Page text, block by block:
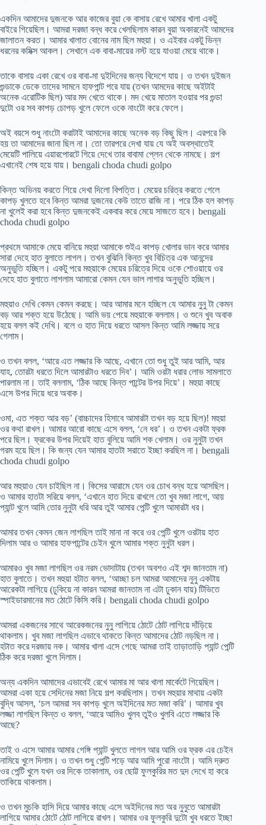
একদিন আমাদের দুজনকে আর কাজের বুয়া কে বাসায় রেখে আমার খালা একটু
বাইরে গিয়েছিল। আমরা দরজা বন্ধ করে খেলছিলাম কারন বুয়া অকারনেই আমদের
জালাতন করত। আমার খালাত বোনের নাম ছিল মহুয়া। ও এইবার একটু ভিন্ন
ধরনের কমিক্স আকল। সেখানে এক বাবা-মায়ের নস্ট হয়ে যাওয়া মেয়ে থাকে।
তাকে বাসায় একা রেখে ওর বাবা-মা দুইদিনের জন্য বিদেশে যায়। ও তখন দুইজন
গুন্ডাকে ডেকে তাদের সামনে হাফপান্ট পরে যায় (তখন আমদের কাছে অইটাই
অনেক এরোটিক ছিল) আর মদ খেতে থাকে। মদ খেয়ে মাতাল হওয়ার পর গুন্ডা
দুটো ওর সব কাপড় চোপড় খুলে ফেলে ওকে নাংটো করে ফেলে।
অই বয়সে শুধু নাংটো করাটাই আমাদের কাছে অনেক বড় কিছু ছিল। এরপরে কি
হয় তা আমাদের জানা ছিল না। তো তারপরে দেখা যায় যে অই অবস্থাতেই
মেয়েটি পালিয়ে এয়ারপোরটে গিয়ে দেখে তার বাবামা প্লেন থেকে নামছে। গল্প
এখানেই শেষ হয়ে যায়। bengali choda chudi golpo
কিন্ত অভিনয় করতে গিয়ে দেখা দিলো বিপত্তি। মেয়ের চরিত্র করতে গেলে
কাপড় খুলতে হবে কিন্ত আমরা দুজনের কেউ তাতে রাজি না। পরে ঠিক হল কাপড়
না খুলেই করা হবে কিন্ত দুজনকেই একবার করে মেয়ে সাজতে হবে। bengali
choda chudi golpo
প্রথমে আমাকে মেয়ে বানিয়ে মহুয়া আমাকে শুইএ কাপড় খোলার ভান করে আমার
সারা দেহে হাত বুলাতে লাগল। তখন বুঝিনি কিন্ত খুব বিচিত্র এক আনন্দের
অনুভুতি হচ্ছিল। একটু পরে মহুয়াকে মেয়ের চরিত্রে দিয়ে ওকে শোওয়ায়ে ওর
দেহে হাত বুলাতে লাগলাম আমারো কেমন যেন ভাল লাগার অনুভুতি হচ্ছিল।
মহুয়াও দেখি কেমন কেমন করছে। আর আমার মনে হচ্ছিল যে আমার নুনু টা কেমন
বড় আর শক্ত হয়ে উঠেছে। আমি ভয় পেয়ে মহুয়াকে বললাম। ও শুনে খুব অবাক
হয়ে বলল কই দেখি। বলে ও হাত দিয়ে ধরতে আসল কিন্ত আমি লজ্জায় সরে
গেলাম।
ও তখন বলল, ‘আরে এত লজ্জার কি আছে, এখানে তো শুধু তুই আর আমি, আর
যাহ, তোরটা ধরতে দিলে আমারটাও ধরতে দিব’। আমি ওরটা ধরার লোভ সামলাতে
পারলাম না। তাই বললাম, ‘ঠিক আছে কিন্ত পান্টের উপর দিয়ে’। মহুয়া কাছে
এসে উপর দিয়ে ধরে অবাক।
ওমা, এত শক্ত আর বড়’ (বাচ্চাদের হিসাবে আমারটা তখন বড় হয়ে ছিল)! মহুয়া
ওর কথা রাখল। আমার আরো কাছে এসে বলল, ‘নে ধর’। ও তখন একটা ফ্রক
পরে ছিল। ফ্রকের উপর দিয়েই হাত বুলিয়ে আমি শক খেলাম। ওর নুনুটা তখন
গরম হয়ে ছিল। কি জন্য যেন আমার হাতটা সরাতে ইচ্ছা করছিল না। bengali
choda chudi golpo
আর মহুয়াও যেন চাইছিল না। কিসের আরামে যেন ওর চোখ বন্ধ হয়ে আসছিল।
ও আমার হাতটা সরিয়ে বলল, ‘এখানে হাত দিয়ে রাখলে তো খুব মজা লাগে, আয়
প্যান্ট খুলে আমি তোর নুনুটা ধরি আর তুই আমার পেন্টি খুলে আমারটা ধর।
আমার তখন কেমন জেন লাগছিল তাই মানা না করে ওর পেন্টি খুলে ওরটায় হাত
দিলাম আর ও আমার হাফপান্টের চেইন খুলে আমার শক্ত নুনুটা ধরল।
আমারও খুব মজা লাগছিল ওর নরম ভোদাটায় (তখন অবশও এই শব্দ জানতাম না)
হাত বুলাতে। তখন মহুয়া হটাত বলল, ‘আচ্ছা চল আমরা আমাদের নুনু একটায়
আরেকটা লাগিয়ে (ঢুকিয়ে না কারন আমরা জানতাম না এটা ঢুকান যায়) টিভিতে
স্পাইডারমানের মত ঠোটে কিসি করি। bengali choda chudi golpo
আমরা একজনের সাথে আরেকজনের নুনু লাগিয়ে ঠোটে ঠোট লাগিয়ে দাঁড়িয়ে
থাকলাম। খুব মজা লাগছিল এভাবে থাকতে কিন্ত আমাদের ঠোট নড়ছিল না।
হটাত করে দরজায় নক। আমার খালা এসে গেছে আমরা তাই তাড়াতাড়ি প্যান্ট পেন্টি
ঠিক করে দরজা খুলে দিলাম।
অন্য একদিন আমাদের এভাবেই রেখে আমার মা আর খালা মার্কেটে গিয়েছিল।
আমরা একা হয়ে সেদিনের মজা নিয়ে গল্প করছিলাম। তখন মহুয়ার মাথায় একটা
বুদ্ধি আসল, ‘চল আমরা সব কাপড় খুলে অইদিনের মত মজা করি’। আমার খুব
লজ্জা লাগছিল কিন্ত ও বলল, ‘আরে আমিও খুলব তুইও খুলবি এতে লজ্জার কি
আছে?
তাই ও এসে আমার আমার গেঙ্গি প্যান্ট খুলতে লাগল আর আমি ওর ফ্রক এর চেইন
নামিয়ে খুলে দিলাম। ও তখন শুধু পেন্টি পড়ে আর আমি পুরো নাংটো। আমি দ্রুত
ওর পেন্টি খুলে যখন ওর দিকে তাকালাম, ওর ছোট্ট ফুলকুরির মত দুদ দেখে হা করে
তাকিয়ে থাকলাম।
ও তখন মুচকি হাসি দিয়ে আমার কাছে এসে অইদিনের মত অর নুনুতে আমারটা
লাগিয়ে আমার ঠোটে ঠোট লাগিয়ে রাখল। আমার ওর ফুলকুরি দুটো খুব ধরতে ইচ্ছা